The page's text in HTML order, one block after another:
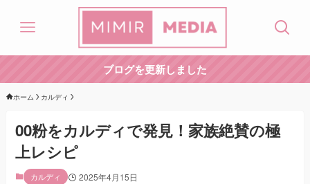
ブログを更新しました
ホーム カルディ
00粉をカルディで発見！家族絶賛の極
上レシピ
カルディ 2025年4月15日